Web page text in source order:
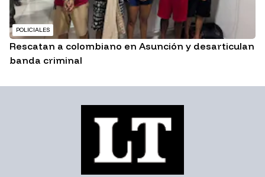
POLICIALES
Rescatan a colombiano en Asunción y desarticulan
banda criminal